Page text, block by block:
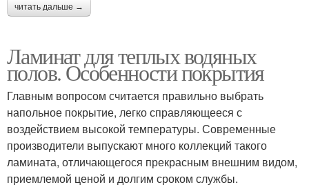
читать дальше →
Ламинат для теплых водяных
полов. Особенности покрытия
Главным вопросом считается правильно выбрать
напольное покрытие, легко справляющееся с
воздействием высокой температуры. Современные
производители выпускают много коллекций такого
ламината, отличающегося прекрасным внешним видом,
приемлемой ценой и долгим сроком службы.